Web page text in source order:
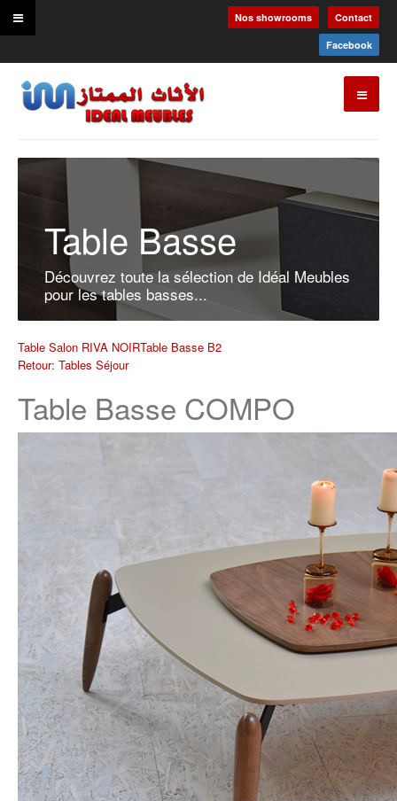
Contact
Nos showrooms
Facebook
Table Basse
Découvrez toute la sélection de Idéal Meubles
pour les tables basses...
Table Salon RIVA NOIRTable Basse B2
Retour: Tables Séjour
Table Basse COMPO